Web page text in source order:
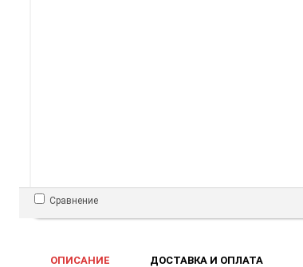
Сравнение
ОПИСАНИЕ ДОСТАВКА И ОПЛАТА